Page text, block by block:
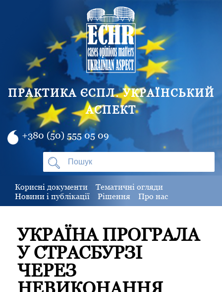
ПРАКТИКА ЄСПЛ. УКРАЇНСЬКИЙ
АСПЕКТ
+380 (50) 555 05 09
Корисні документи
Тематичні огляди
Новини і публікації
Рішення Про нас
УКРАЇНА ПРОГРАЛА
У СТРАСБУРЗІ
ЧЕРЕЗ